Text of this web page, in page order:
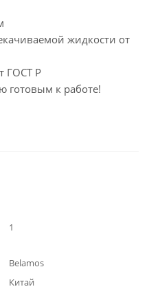
жидкости от
ГОСТ Р
готовым к работе!
1
Belamos
Китай